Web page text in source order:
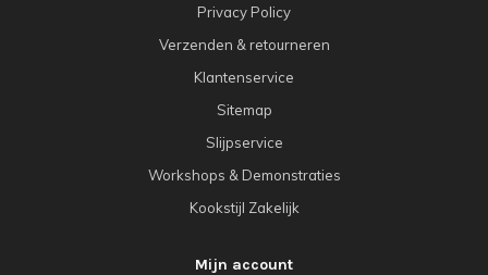
Privacy Policy
Verzenden & retourneren
Klantenservice
Sitemap
Slijpservice
Workshops & Demonstraties
Kookstijl Zakelijk
Mijn account